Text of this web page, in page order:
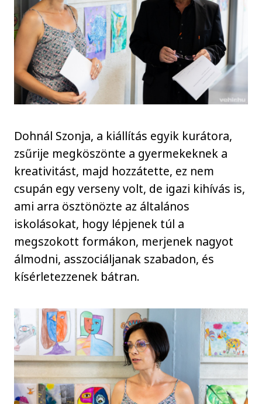
Dohnál Szonja, a kiállítás egyik kurátora,
zsűrije megköszönte a gyermekeknek a
kreativitást, majd hozzátette, ez nem
csupán egy verseny volt, de igazi kihívás is,
ami arra ösztönözte az általános
iskolásokat, hogy lépjenek túl a
megszokott formákon, merjenek nagyot
álmodni, asszociáljanak szabadon, és
kísérletezzenek bátran.